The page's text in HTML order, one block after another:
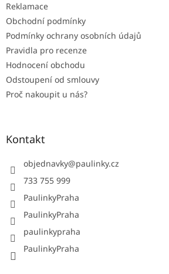
Reklamace
Obchodní podmínky
Podmínky ochrany osobních údajů
Pravidla pro recenze
Hodnocení obchodu
Odstoupení od smlouvy
Proč nakoupit u nás?
Kontakt
objednavky@paulinky.cz
733 755 999
PaulinkyPraha
PaulinkyPraha
paulinkypraha
PaulinkyPraha